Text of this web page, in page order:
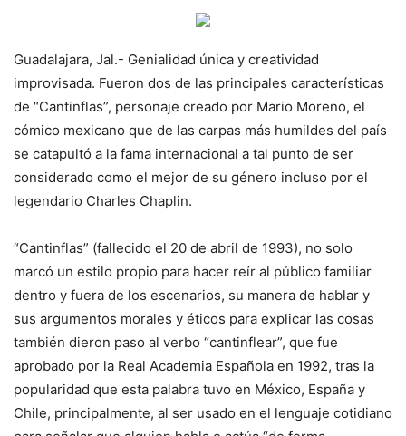
Guadalajara, Jal.- Genialidad única y creatividad
improvisada. Fueron dos de las principales características
de “Cantinflas”, personaje creado por Mario Moreno, el
cómico mexicano que de las carpas más humildes del país
se catapultó a la fama internacional a tal punto de ser
considerado como el mejor de su género incluso por el
legendario Charles Chaplin.
“Cantinflas” (fallecido el 20 de abril de 1993), no solo
marcó un estilo propio para hacer reír al público familiar
dentro y fuera de los escenarios, su manera de hablar y
sus argumentos morales y éticos para explicar las cosas
también dieron paso al verbo “cantinflear”, que fue
aprobado por la Real Academia Española en 1992, tras la
popularidad que esta palabra tuvo en México, España y
Chile, principalmente, al ser usado en el lenguaje cotidiano